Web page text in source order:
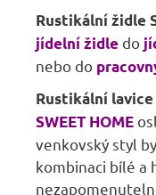
Rustikální židle
jídelní židledo
nebo do
Rustikální lavice
SWEET HOME
venkovský styl
kombinaci bílé a